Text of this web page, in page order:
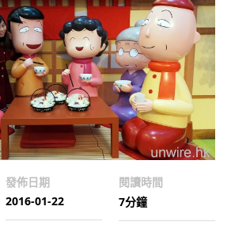
發佈日期
2016-01-22
閱讀時間
7分鐘